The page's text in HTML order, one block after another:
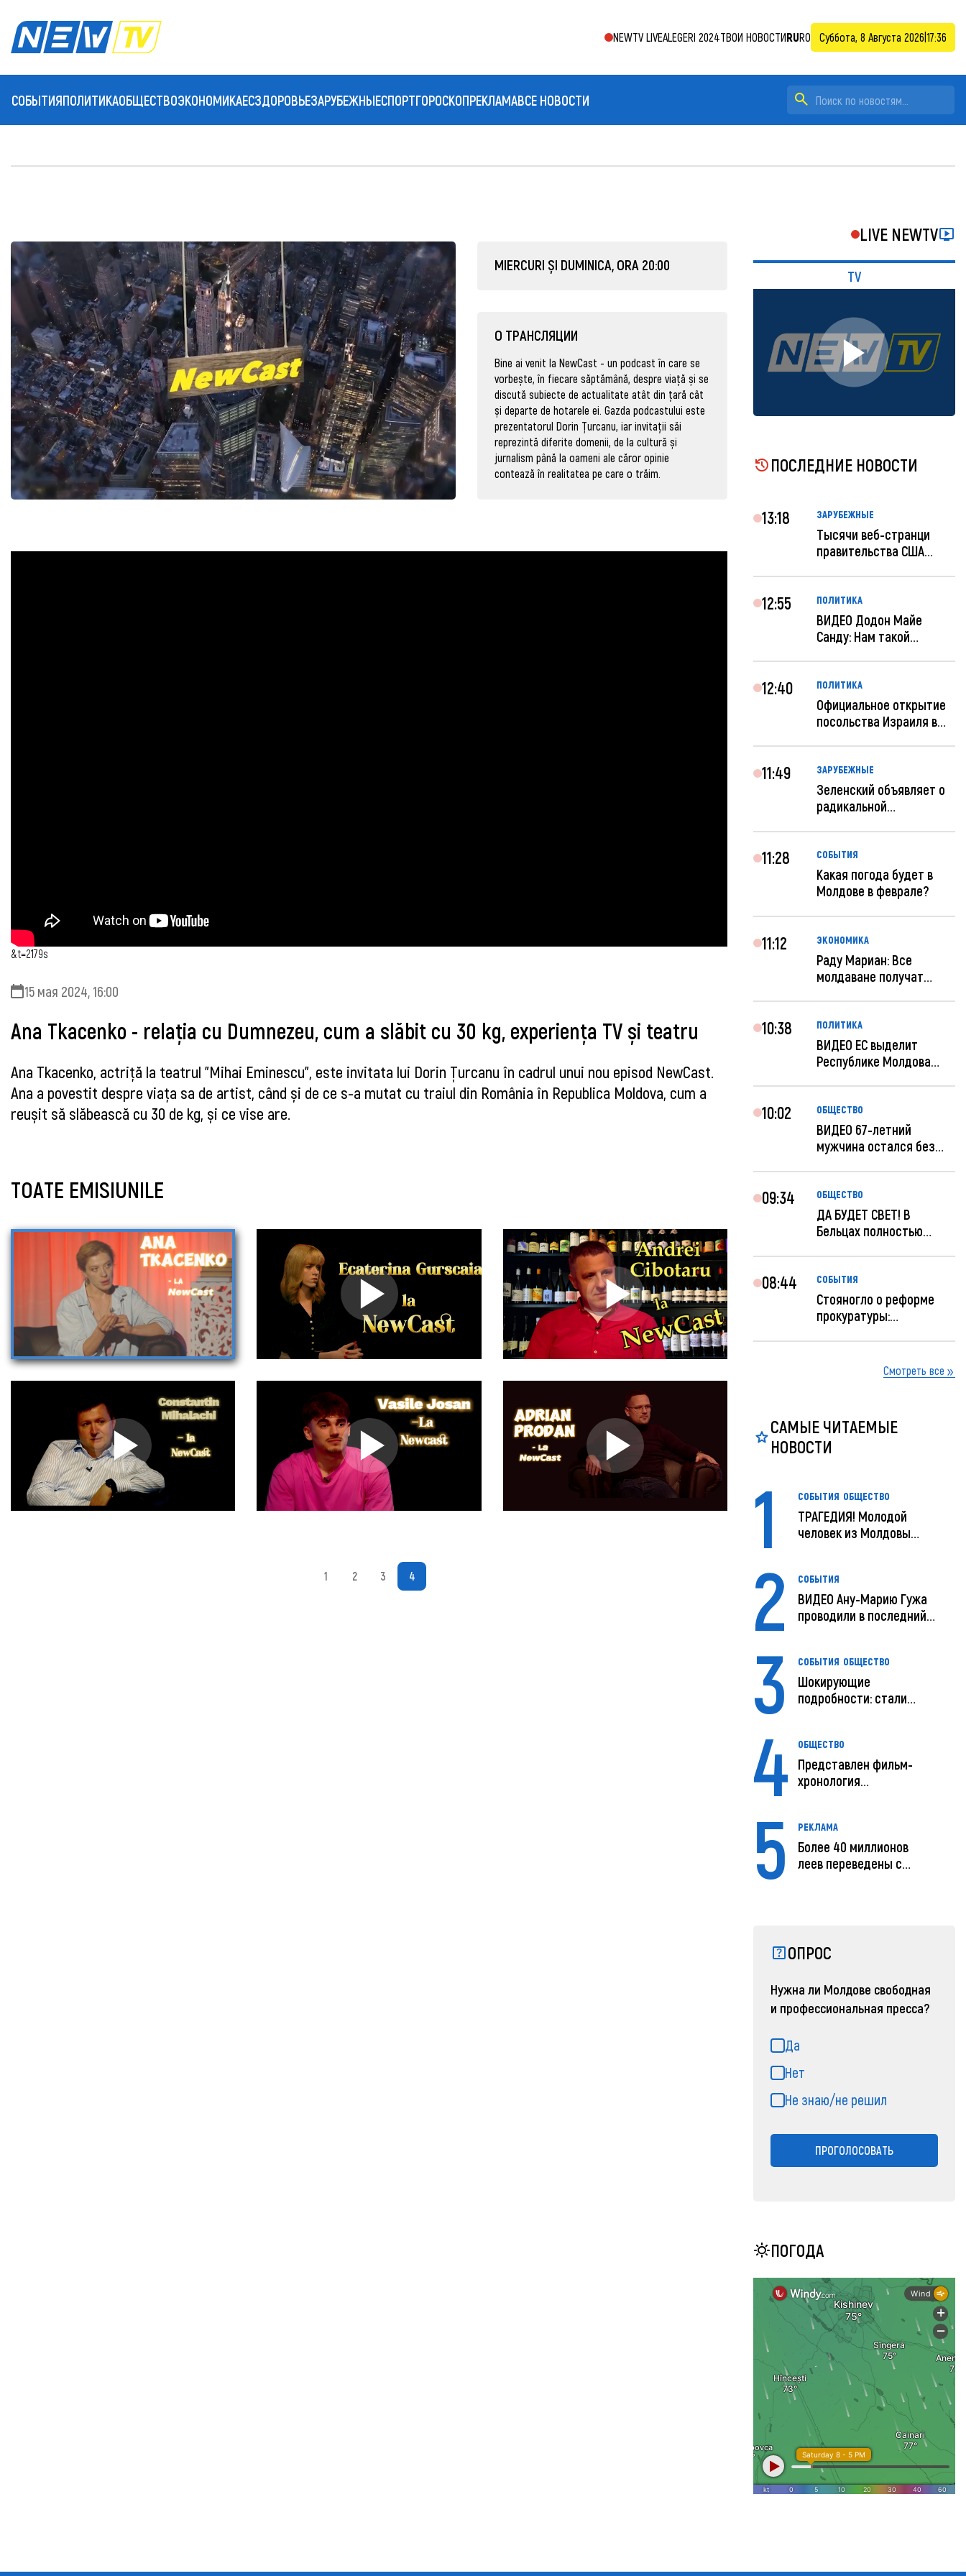
NEWTV LIVEALEGERI 2024ТВОИ НОВОСТИRURO Суббота, 8 Августа 2026 17:36
СОБЫТИЯПОЛИТИКАОБЩЕСТВОЭКОНОМИКАЕСЗДОРОВЬЕЗАРУБЕЖНЫЕСПОРТГОРОСКОПРЕКЛАМАВСЕ НОВОСТИ
MIERCURI ȘI DUMINICA, ORA 20:00
О ТРАНСЛЯЦИИ
Bine ai venit la NewCast - un podcast în care se
vorbește, în fiecare săptămână, despre viață și se
discută subiecte de actualitate atât din țară cât
și departe de hotarele ei. Gazda podcastului este
prezentatorul Dorin Țurcanu, iar invitații săi
reprezintă diferite domenii, de la cultură și
jurnalism până la oameni ale căror opinie
contează în realitatea pe care o trăim.
&t=2179s
15 мая 2024, 16:00
Ana Tkacenko - relația cu Dumnezeu, cum a slăbit cu 30 kg, experiența TV și teatru
Ana Tkacenko, actriță la teatrul ”Mihai Eminescu”, este invitata lui Dorin Țurcanu în cadrul unui nou episod NewCast.
Ana a povestit despre viața sa de artist, când și de ce s-a mutat cu traiul din România în Republica Moldova, cum a
reușit să slăbească cu 30 de kg, și ce vise are.
TOATE EMISIUNILE
1 2 3 4
LIVE NEWTV
TV
ПОСЛЕДНИЕ НОВОСТИ
13:18 ЗАРУБЕЖНЫЕ
Тысячи веб-странци
правительства США
12:55 ПОЛИТИКА
ВИДЕО Додон Майе
Санду: Нам такой
12:40 ПОЛИТИКА
Официальное открытие
посольства Израиля в
11:49 ЗАРУБЕЖНЫЕ
Зеленский объявляет о
радикальной
11:28 СОБЫТИЯ
Какая погода будет в
Молдове в феврале?
11:12 ЭКОНОМИКА
Раду Мариан: Все
молдаване получат
10:38 ПОЛИТИКА
ВИДЕО ЕС выделит
Республике Молдова
10:02 ОБЩЕСТВО
ВИДЕО 67-летний
мужчина остался без
09:34 ОБЩЕСТВО
ДА БУДЕТ СВЕТ! В
Бельцах полностью
08:44 СОБЫТИЯ
Стояногло о реформе
прокуратуры:
Смотреть все
САМЫЕ ЧИТАЕМЫЕ
НОВОСТИ
1 СОБЫТИЯ ОБЩЕСТВО
ТРАГЕДИЯ! Молодой
человек из Молдовы
2 СОБЫТИЯ
ВИДЕО Ану-Марию Гужа
проводили в последний
3 СОБЫТИЯ ОБЩЕСТВО
Шокирующие
подробности: стали
4 ОБЩЕСТВО
Представлен фильм-
хронология
5 РЕКЛАМА
Более 40 миллионов
леев переведены с
ОПРОС
Нужна ли Молдове свободная
и профессиональная пресса?
Да
Нет
Не знаю/не решил
ПРОГОЛОСОВАТЬ
ПОГОДА